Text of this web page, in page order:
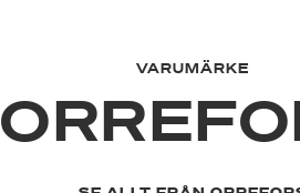
VARUMÄRKE